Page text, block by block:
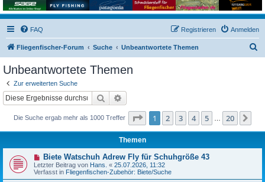
FAQ Anmelden
Registrieren
Fliegenfischer-Forum Suche Unbeantwortete Themen
Unbeantwortete Themen
Zur erweiterten Suche
Suche
Die Suche ergab mehr als 1000 Treffer Seite 1von 20
1 2 3 4 5 20
Themen
N
e
u
e
Biete Watschuh Adrew Fly für Schuhgröße 43
Letzter Beitrag von Hans. « 25.07.2026, 11:32
Verfasst in Fliegenfischen-Zubehör: Biete/Suche